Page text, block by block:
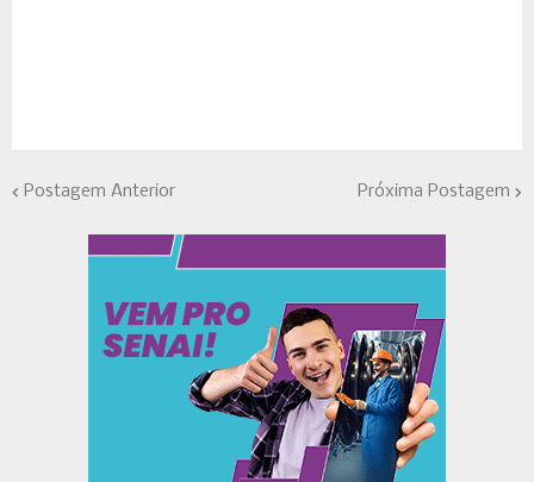
Postagem Anterior Próxima Postagem